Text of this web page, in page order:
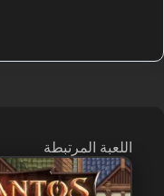
اللعبة المرتبطة